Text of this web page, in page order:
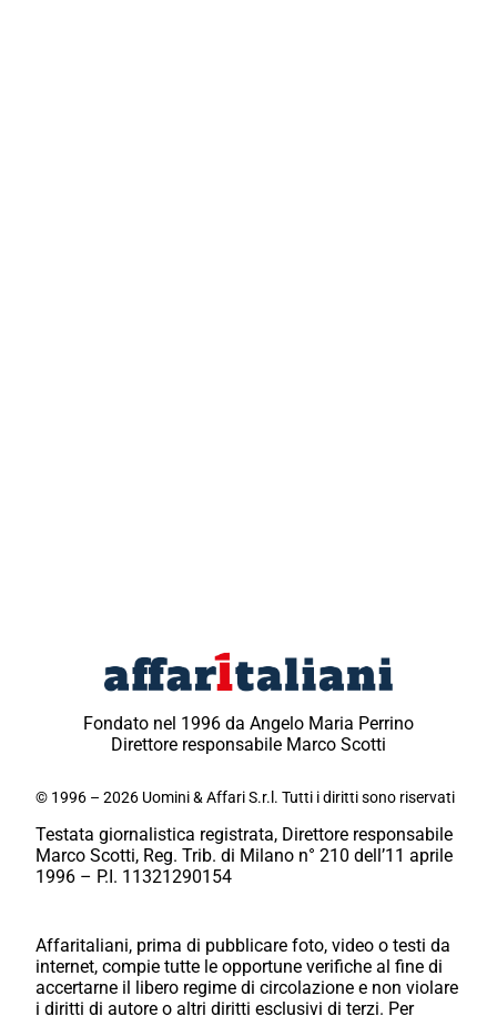
Fondato nel 1996 da Angelo Maria Perrino
Direttore responsabile Marco Scotti
© 1996 – 2026 Uomini & Affari S.r.l. Tutti i diritti sono riservati
Testata giornalistica registrata, Direttore responsabile
Marco Scotti, Reg. Trib. di Milano n° 210 dell’11 aprile
1996 – P.I. 11321290154
Affaritaliani, prima di pubblicare foto, video o testi da
internet, compie tutte le opportune verifiche al fine di
accertarne il libero regime di circolazione e non violare
i diritti di autore o altri diritti esclusivi di terzi. Per